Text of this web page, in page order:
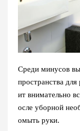
Среди минусов
пространства
ит внимательно
осле уборной
омыть руки.